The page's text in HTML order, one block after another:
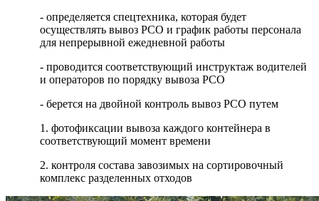
- определяется спецтехника, которая будет
осуществлять вывоз РСО и график работы персонала
для непрерывной ежедневной работы
- проводится соответствующий инструктаж водителей
и операторов по порядку вывоза РСО
- берется на двойной контроль вывоз РСО путем
1. фотофиксации вывоза каждого контейнера в
соответствующий момент времени
2. контроля состава завозимых на сортировочный
комплекс разделенных отходов